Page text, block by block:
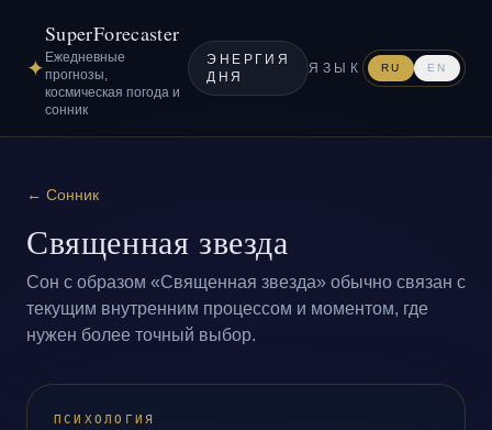
✦
SuperForecaster
Ежедневные
прогнозы,
космическая погода и
сонник
ЭНЕРГИЯ
ДНЯ
ЯЗЫК RU EN
← Сонник
Священная звезда
Сон с образом «Священная звезда» обычно связан с
текущим внутренним процессом и моментом, где
нужен более точный выбор.
ПСИХОЛОГИЯ